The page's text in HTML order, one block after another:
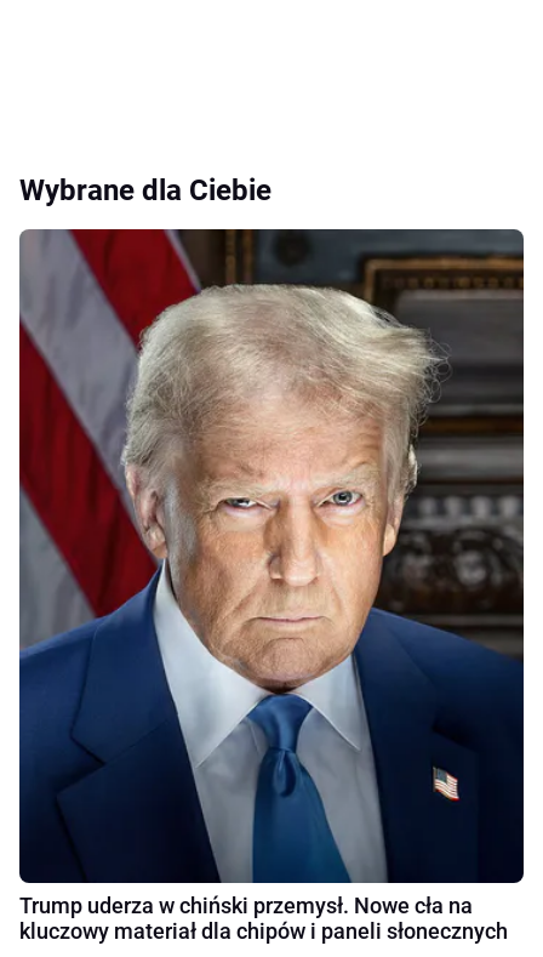
Wybrane dla Ciebie
Trump uderza w chiński przemysł. Nowe cła na
kluczowy materiał dla chipów i paneli słonecznych